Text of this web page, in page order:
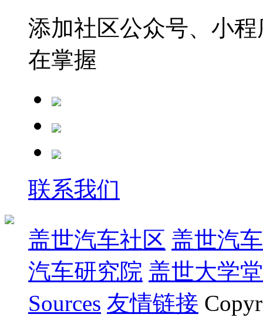
添加社区公众号、小
在掌握
联系我们
盖世汽车社区 盖世汽
汽车研究院 盖世大学堂
Sources 友情链接